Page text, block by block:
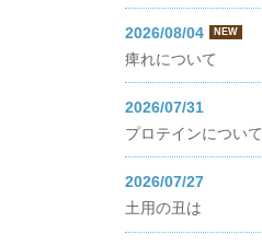
2026/08/04 NEW
痺れについて
2026/07/31
プロテインについて
2026/07/27
土用の丑は